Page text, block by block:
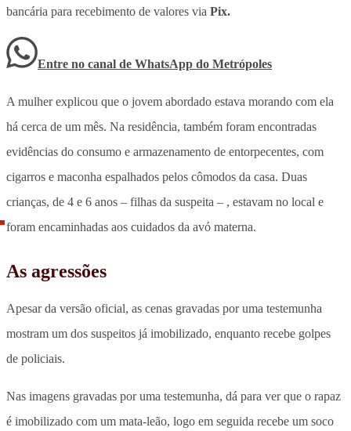
bancária para recebimento de valores via Pix.
Entre no canal de WhatsApp do Metrópoles
A mulher explicou que o jovem abordado estava morando com ela
há cerca de um mês. Na residência, também foram encontradas
evidências do consumo e armazenamento de entorpecentes, com
cigarros e maconha espalhados pelos cômodos da casa. Duas
crianças, de 4 e 6 anos – filhas da suspeita – , estavam no local e
foram encaminhadas aos cuidados da avó materna.
As agressões
Apesar da versão oficial, as cenas gravadas por uma testemunha
mostram um dos suspeitos já imobilizado, enquanto recebe golpes
de policiais.
Nas imagens gravadas por uma testemunha, dá para ver que o rapaz
é imobilizado com um mata-leão, logo em seguida recebe um soco